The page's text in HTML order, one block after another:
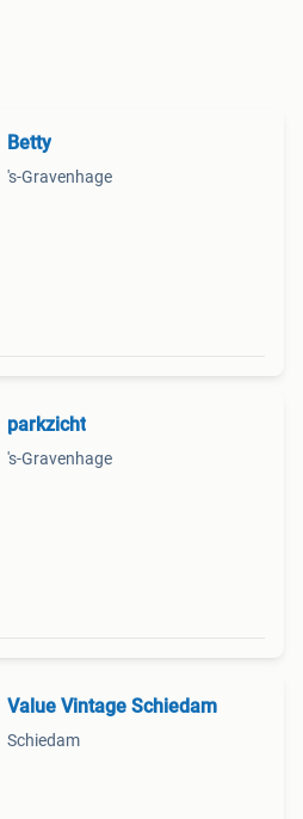
Betty
's-Gravenhage
parkzicht
's-Gravenhage
Value Vintage Schiedam
Schiedam